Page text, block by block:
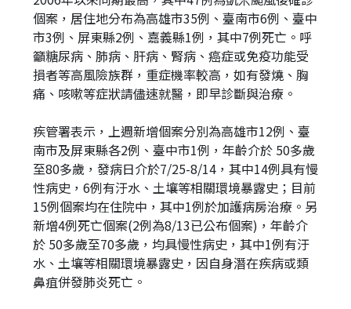
個案，居住地分布為高雄市35例、臺南市6例、臺中
市3例、屏東縣2例、嘉義縣1例，其中7例死亡。呼
籲糖尿病、肺病、肝病、腎病、癌症或免疫功能受
損者等高風險族群，重症機率較高，如有發燒、胸
痛、咳嗽等症狀請儘速就醫，即早診斷與治療。
疾管署表示，上週新增個案分別為高雄市12例、臺
南市及屏東縣各2例、臺中市1例，年齡介於 50多歲
至80多歲，發病日介於7/25-8/14，其中14例具有慢
性病史，6例有汙水、土壤等相關環境暴露史；目前
15例個案均在住院中，其中1例於加護病房治療。另
新增4例死亡個案(2例為8/13已公布個案)，年齡介
於 50多歲至70多歲，均具慢性病史，其中1例有汙
水、土壤等相關環境暴露史，因自身潛在疾病或類
鼻疽併發肺炎死亡。